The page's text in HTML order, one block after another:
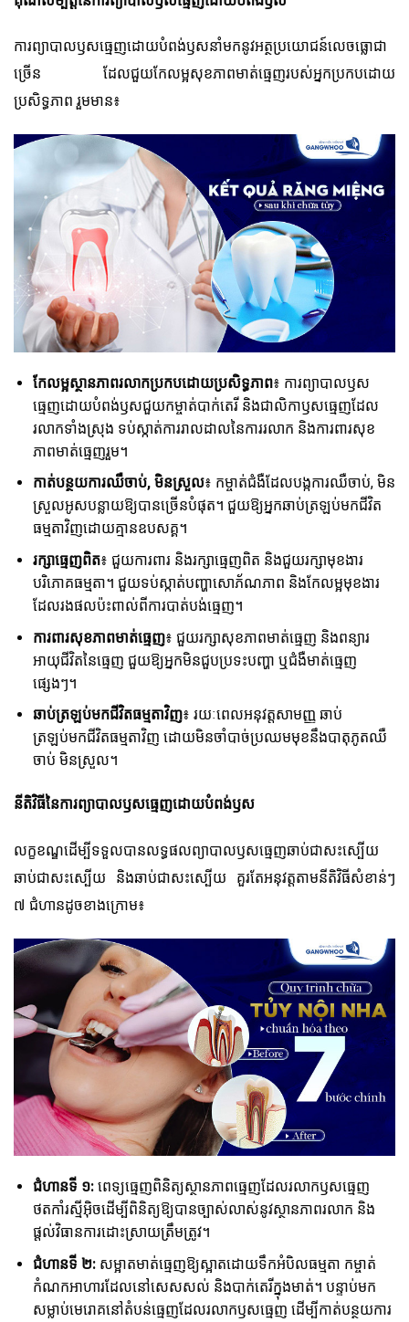
ការព្យាបាលឫសធ្មេញដោយបំពង់ឫសនាំមកនូវអត្ថប្រយោជន៍លេចធ្លោជា
ច្រើន ដែលជួយកែលម្អសុខភាពមាត់ធ្មេញរបស់អ្នកប្រកបដោយ
ប្រសិទ្ធភាព រួមមាន៖
កែលម្អស្ថានភាពរលាកប្រកបដោយប្រសិទ្ធភាព៖ ការព្យាបាលឫស
ធ្មេញដោយបំពង់ឫសជួយកម្ចាត់បាក់តេរី និងជាលិកាឫសធ្មេញដែល
រលាកទាំងស្រុង ទប់ស្កាត់ការរាលដាលនៃការរលាក និងការពារសុខ
ភាពមាត់ធ្មេញរួម។
កាត់បន្ថយការឈឺចាប់, មិនស្រួល៖ កម្ចាត់ជំងឺដែលបង្កការឈឺចាប់, មិន
ស្រួលអូសបន្លាយឱ្យបានច្រើនបំផុត។ ជួយឱ្យអ្នកឆាប់ត្រឡប់មកជីវិត
ធម្មតាវិញដោយគ្មានឧបសគ្គ។
រក្សាធ្មេញពិត៖ ជួយការពារ និងរក្សាធ្មេញពិត និងជួយរក្សាមុខងារ
បរិភោគធម្មតា។ ជួយទប់ស្កាត់បញ្ហាសោភ័ណភាព និងកែលម្អមុខងារ
ដែលរងផលប៉ះពាល់ពីការបាត់បង់ធ្មេញ។
ការពារសុខភាពមាត់ធ្មេញ៖ ជួយរក្សាសុខភាពមាត់ធ្មេញ និងពន្យារ
អាយុជីវិតនៃធ្មេញ ជួយឱ្យអ្នកមិនជួបប្រទះបញ្ហា ឬជំងឺមាត់ធ្មេញ
ផ្សេងៗ។
ឆាប់ត្រឡប់មកជីវិតធម្មតាវិញ៖ រយៈពេលអនុវត្តសាមញ្ញ ឆាប់
ត្រឡប់មកជីវិតធម្មតាវិញ ដោយមិនចាំបាច់ប្រឈមមុខនឹងបាតុភូតឈឺ
ចាប់ មិនស្រួល។
នីតិវិធីនៃការ​ព្យាបាល​ឫស​ធ្មេញ​ដោយ​បំពង់​ឫស​
លក្ខខណ្ឌដើម្បីទទួលបានលទ្ធផលព្យាបាលឫសធ្មេញឆាប់ជាសះស្បើយ
ឆាប់ជាសះស្បើយ និងឆាប់ជាសះស្បើយ គួរតែអនុវត្តតាមនីតិវិធីសំខាន់ៗ
៧ ជំហានដូចខាងក្រោម៖
ជំហានទី ១:ពេទ្យធ្មេញពិនិត្យស្ថានភាពធ្មេញដែលរលាកឫសធ្មេញ
ថតកាំរស្មីអ៊ិចដើម្បីពិនិត្យឱ្យបានច្បាស់លាស់នូវស្ថានភាពរលាក និង
ផ្តល់វិធានការដោះស្រាយត្រឹមត្រូវ។
ជំហានទី ២:សម្អាតមាត់ធ្មេញឱ្យស្អាតដោយទឹកអំបិលធម្មតា កម្ចាត់
កំណកអាហារដែលនៅសេសសល់ និងបាក់តេរីក្នុងមាត់។ បន្ទាប់មក
សម្លាប់មេរោគនៅតំបន់ធ្មេញដែលរលាកឫសធ្មេញ ដើម្បីកាត់បន្ថយការ